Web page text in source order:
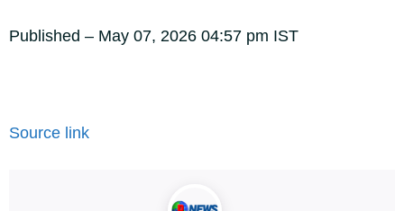
Published – May 07, 2026 04:57 pm IST
Source link